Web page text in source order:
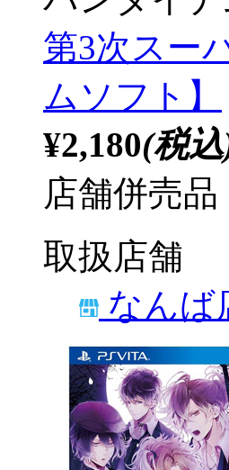
第3次スー
ムソフト】
¥2,180(税
店舗併売品
取扱店舗
なんば